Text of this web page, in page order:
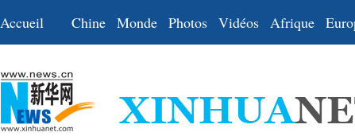
Accueil Chine Monde Photos Vidéos Afrique